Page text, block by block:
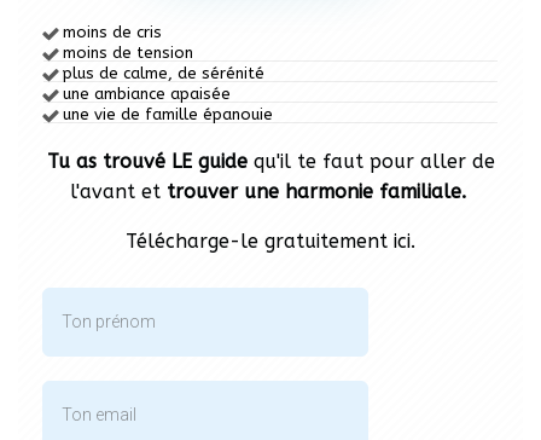
moins de cris
moins de tension
plus de calme, de sérénité
une ambiance apaisée
une vie de famille épanouie
Tu as trouvé LE guidequ'il te faut pour aller de
l'avant et trouver une harmonie familiale.
Télécharge-le gratuitement ici.